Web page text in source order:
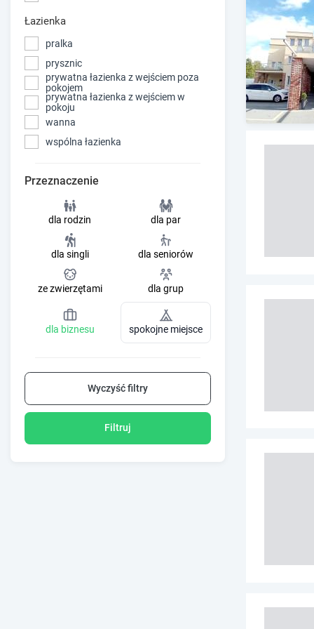
Łazienka
pralka
prysznic
prywatna łazienka z wejściem poza
pokojem
prywatna łazienka z wejściem w
pokoju
wanna
wspólna łazienka
Przeznaczenie
dla rodzin dla par
dla singli dla seniorów
ze zwierzętami dla grup
dla biznesu spokojne miejsce
Wyczyść filtry
Filtruj